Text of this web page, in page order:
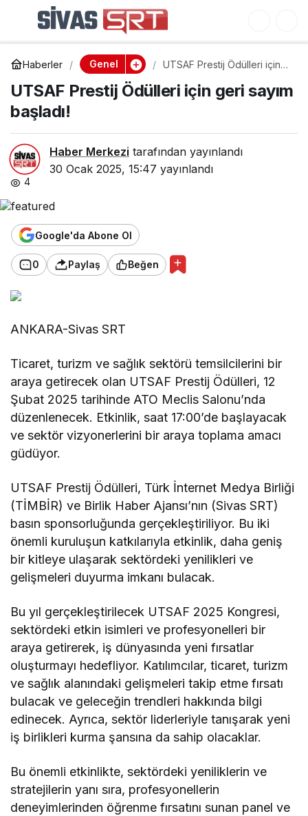
Haberler Genel
UTSAF Prestij Ödülleri için
UTSAF Prestij Ödülleri için geri sayım
başladı!
Haber Merkezi tarafından yayınlandı
30 Ocak 2025, 15:47 yayınlandı
4
Google'da Abone Ol
0 Paylaş Beğen
ANKARA-Sivas SRT
Ticaret, turizm ve sağlık sektörü temsilcilerini bir
araya getirecek olan UTSAF Prestij Ödülleri, 12
Şubat 2025 tarihinde ATO Meclis Salonu’nda
düzenlenecek. Etkinlik, saat 17:00’de başlayacak
ve sektör vizyonerlerini bir araya toplama amacı
güdüyor.
UTSAF Prestij Ödülleri, Türk İnternet Medya Birliği
(TİMBİR) ve Birlik Haber Ajansı’nın (Sivas SRT)
basın sponsorluğunda gerçekleştiriliyor. Bu iki
önemli kuruluşun katkılarıyla etkinlik, daha geniş
bir kitleye ulaşarak sektördeki yenilikleri ve
gelişmeleri duyurma imkanı bulacak.
Bu yıl gerçekleştirilecek UTSAF 2025 Kongresi,
sektördeki etkin isimleri ve profesyonelleri bir
araya getirerek, iş dünyasında yeni fırsatlar
oluşturmayı hedefliyor. Katılımcılar, ticaret, turizm
ve sağlık alanındaki gelişmeleri takip etme fırsatı
bulacak ve geleceğin trendleri hakkında bilgi
edinecek. Ayrıca, sektör liderleriyle tanışarak yeni
iş birlikleri kurma şansına da sahip olacaklar.
Bu önemli etkinlikte, sektördeki yeniliklerin ve
stratejilerin yanı sıra, profesyonellerin
deneyimlerinden öğrenme fırsatını sunan panel ve
UTSAF Prestij Ödülleri